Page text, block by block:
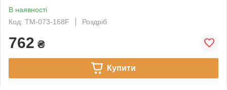
В наявності
Код: TM-073-168F
Роздріб
762 ₴
Купити